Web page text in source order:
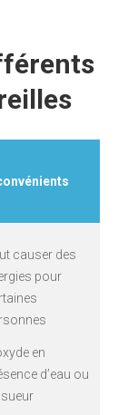
causer des
pour
en
d’eau ou
sueur